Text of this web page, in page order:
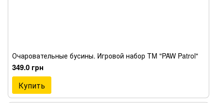
Очаровательные бусины. Игровой набор TM "PAW Patrol"
349.0 грн
Купить